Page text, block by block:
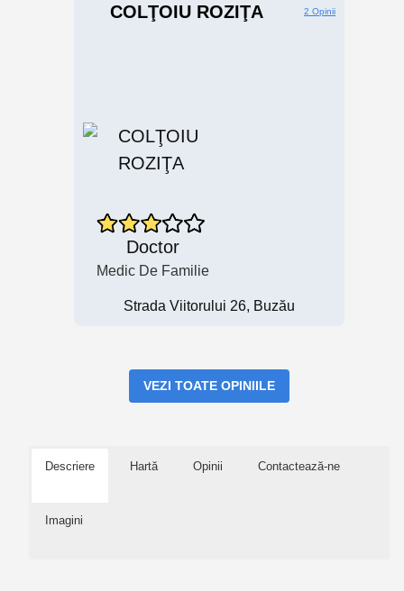
COLŢOIU ROZIŢA 2 Opinii
Doctor
Medic De Familie
Strada Viitorului 26, Buzău
VEZI TOATE OPINIILE
Descriere Hartă Opinii Contactează-ne
Imagini